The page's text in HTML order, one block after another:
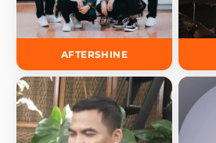
AFTERSHINE